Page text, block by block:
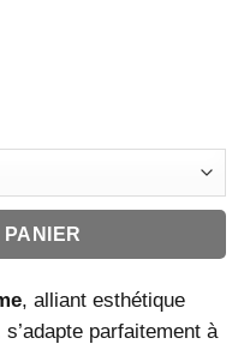
, alliant esthétique
parfaitement à